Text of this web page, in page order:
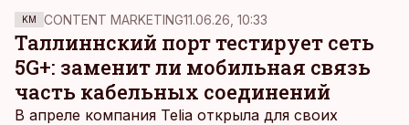
неожиданностью. Давайте разберемся, в чем
причина столь резкой смены курса, и причем
здесь долговой рынок.
KM CONTENT MARKETING11.06.26, 10:33
Таллиннский порт тестирует сеть
5G+: заменит ли мобильная связь
часть кабельных соединений
В апреле компания Telia открыла для своих